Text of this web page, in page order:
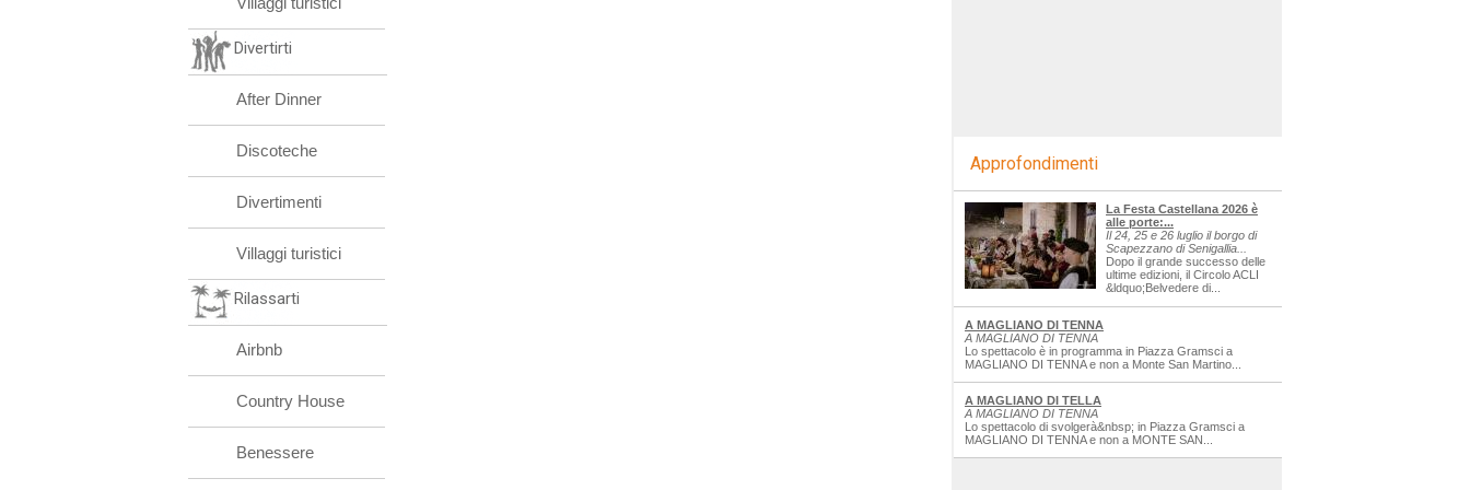
Divertirti
After Dinner
Discoteche
Divertimenti
Villaggi turistici
Rilassarti
Airbnb
Country House
Benessere
Approfondimenti
La Festa Castellana 2026 è
alle porte:...
Il 24, 25 e 26 luglio il borgo di
Scapezzano di Senigallia...
Dopo il grande successo delle
ultime edizioni, il Circolo ACLI
&ldquo;Belvedere di...
A MAGLIANO DI TENNA
A MAGLIANO DI TENNA
Lo spettacolo è in programma in Piazza Gramsci a
MAGLIANO DI TENNA e non a Monte San Martino...
A MAGLIANO DI TELLA
A MAGLIANO DI TENNA
Lo spettacolo di svolgerà&nbsp; in Piazza Gramsci a
MAGLIANO DI TENNA e non a MONTE SAN...